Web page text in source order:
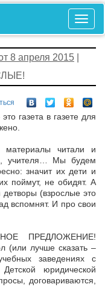
8 апреля 2015
газета в газете для
читали и
учителя… Мы будем
значит их дети и
поймут, не обидят. А
детворы (взрослые это
вспомнят. И про свои
ПРЕДЛОЖЕНИЕ!
(или лучше сказать –
заведениях с
юридической
договариваются,